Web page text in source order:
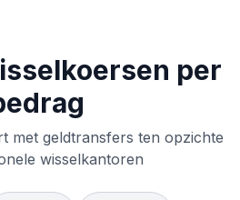
per
met geldtransfers ten opzichte
wisselkantoren